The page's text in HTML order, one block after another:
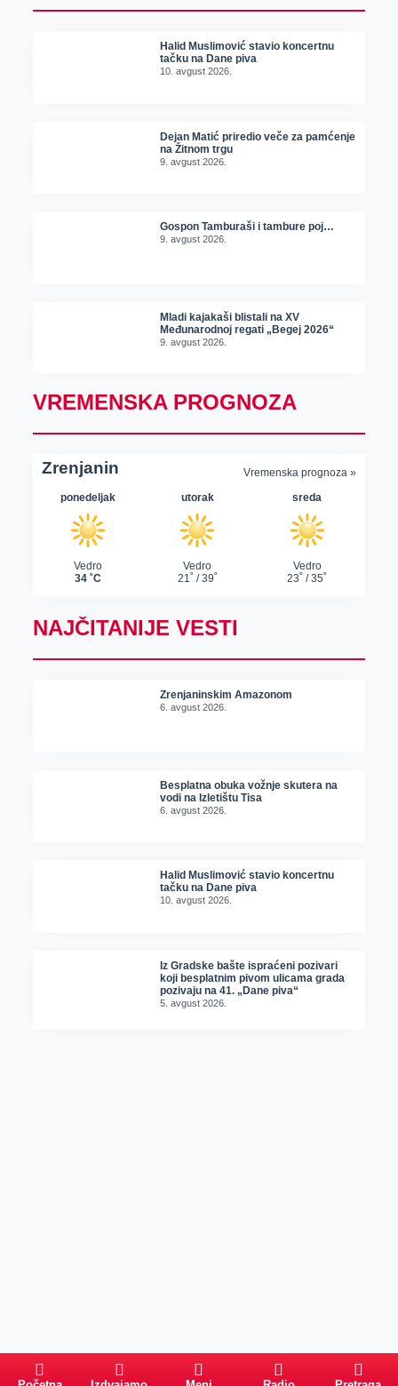
Halid Muslimović stavio koncertnu
tačku na Dane piva
10. avgust 2026.
Dejan Matić priredio veče za pamćenje
na Žitnom trgu
9. avgust 2026.
Gospon Tamburaši i tambure poj…
9. avgust 2026.
Mladi kajakaši blistali na XV
Međunarodnoj regati „Begej 2026“
9. avgust 2026.
VREMENSKA PROGNOZA
NAJČITANIJE VESTI
Zrenjaninskim Amazonom
6. avgust 2026.
Besplatna obuka vožnje skutera na
vodi na Izletištu Tisa
6. avgust 2026.
Halid Muslimović stavio koncertnu
tačku na Dane piva
10. avgust 2026.
Iz Gradske bašte ispraćeni pozivari
koji besplatnim pivom ulicama grada
pozivaju na 41. „Dane piva“
5. avgust 2026.